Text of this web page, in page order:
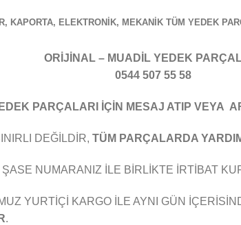
KAPORTA, ELEKTRONİK, MEKANİK TÜM YEDEK
ORİJİNAL – MUADİL YEDEK
0544 507 55 58
PARÇALARI İÇİN MESAJ ATIP VEYA
DEĞİLDİR, TÜM PARÇALARDA
NUMARANIZ İLE BİRLİKTE İRTİBAT
YURTİÇİ KARGO İLE AYNI GÜN
.